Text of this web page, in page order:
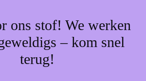
ons stof! We werken
– kom snel
terug!